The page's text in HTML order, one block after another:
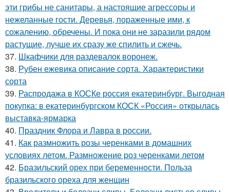
эти грибы не санитары, а настоящие агрессоры и
нежеланные гости. Деревья, пораженные ими, к
сожалению, обречены. И пока они не заразили рядом
растущие, лучше их сразу же спилить и сжечь.
37. Шкафчики для раздевалок воронеж.
38. Рубен ежевика описание сорта. Характеристики
сорта
39. Распродажа в КОСКе россия екатеринбург. Выгодная
покупка: в екатеринбургском КОСК «Россия» открылась
выставка-ярмарка
40. Праздник Флора и Лавра в россии.
41. Как размножить розы черенками в домашних
условиях летом. Размножение роз черенками летом
42. Бразильский орех при беременности. Польза
бразильского ореха для женщин